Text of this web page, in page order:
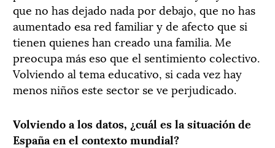
que no has dejado nada por debajo, que no has
aumentado esa red familiar y de afecto que si
tienen quienes han creado una familia. Me
preocupa más eso que el sentimiento colectivo.
Volviendo al tema educativo, si cada vez hay
menos niños este sector se ve perjudicado.
Volviendo a los datos, ¿cuál es la situación de
España en el contexto mundial?